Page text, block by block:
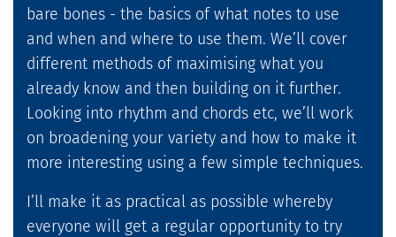
bare bones - the basics of what notes to use
and when and where to use them. We’ll cover
different methods of maximising what you
already know and then building on it further.
Looking into rhythm and chords etc, we’ll work
on broadening your variety and how to make it
more interesting using a few simple techniques.
I’ll make it as practical as possible whereby
everyone will get a regular opportunity to try